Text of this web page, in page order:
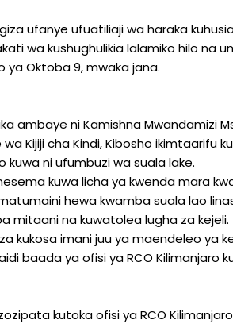
ufanye ufuatiliaji wa haraka
wa kushughulikia lalamiko hilo na
ya Oktoba 9, mwaka jana.
ambaye ni Kamishna Mwandamizi
Kijiji cha Kindi, Kibosho ikimtaarifu
kuwa ni ufumbuzi wa suala lake.
kuwa licha ya kwenda mara
hewa kwamba suala lao
mitaani na kuwatolea lugha za kejeli.
kukosa imani juu ya maendeleo ya
baada ya ofisi ya RCO Kilimanjaro
kutoka ofisi ya RCO